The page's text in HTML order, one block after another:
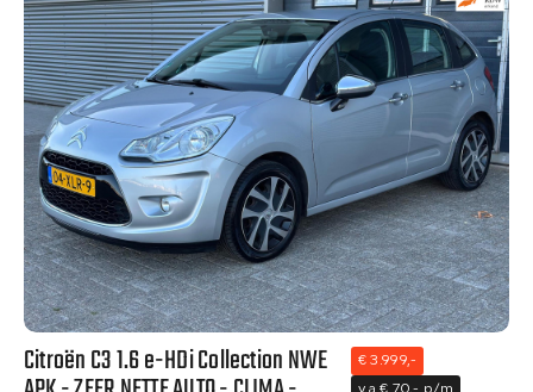
Citroën C3 1.6 e-HDi Collection NWE
€ 3.999,-